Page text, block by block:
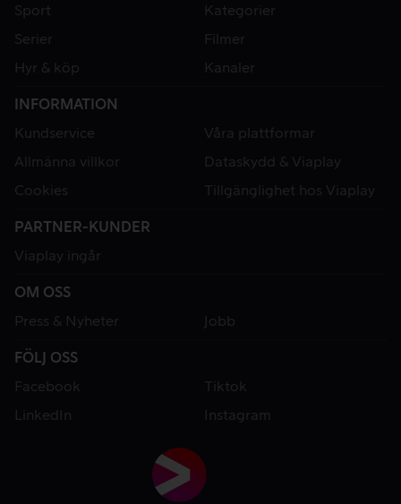
Sport
Kategorier
Serier
Filmer
Hyr & köp
Kanaler
INFORMATION
Kundservice
Våra plattformar
Allmänna villkor
Dataskydd & Viaplay
Cookies
Tillgänglighet hos Viaplay
PARTNER-KUNDER
Viaplay ingår
OM OSS
Press & Nyheter
Jobb
FÖLJ OSS
Facebook
Tiktok
LinkedIn
Instagram